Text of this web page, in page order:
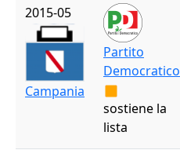
2015-05
Campania
Partito
Democratico
sostiene la
lista